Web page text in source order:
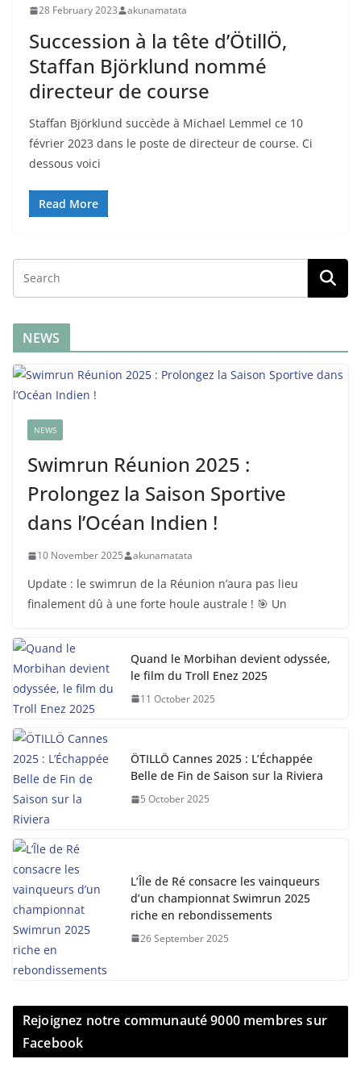
28 February 2023 akunamatata
Succession à la tête d’ÖtillÖ,
Staffan Björklund nommé
directeur de course
Staffan Björklund succède à Michael Lemmel ce 10
février 2023 dans le poste de directeur de course. Ci
dessous voici
Read More
NEWS
NEWS
Swimrun Réunion 2025 :
Prolongez la Saison Sportive
dans l’Océan Indien !
10 November 2025 akunamatata
Update : le swimrun de la Réunion n’aura pas lieu
finalement dû à une forte houle australe ! 🎯 Un
Quand le Morbihan devient odyssée,
le film du Troll Enez 2025
11 October 2025
ÖTILLÖ Cannes 2025 : L’Échappée
Belle de Fin de Saison sur la Riviera
5 October 2025
L’Île de Ré consacre les vainqueurs
d’un championnat Swimrun 2025
riche en rebondissements
26 September 2025
Rejoignez notre communauté 9000 membres sur
Facebook